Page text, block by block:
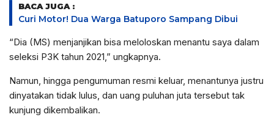
BACA JUGA :
Curi Motor! Dua Warga Batuporo Sampang Dibui
“Dia (MS) menjanjikan bisa meloloskan menantu saya dalam
seleksi P3K tahun 2021,” ungkapnya.
Namun, hingga pengumuman resmi keluar, menantunya justru
dinyatakan tidak lulus, dan uang puluhan juta tersebut tak
kunjung dikembalikan.